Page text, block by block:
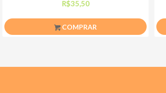
R$35,50
COMPRAR